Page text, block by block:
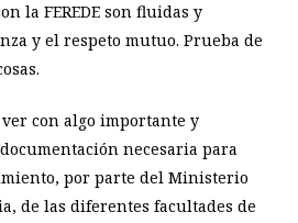
la FEREDE son fluidas y
y el respeto mutuo. Prueba de
con algo importante y
necesaria para
por parte del Ministerio
de las diferentes facultades de